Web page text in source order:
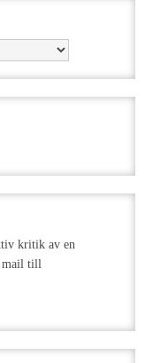
kritik av en
mail till